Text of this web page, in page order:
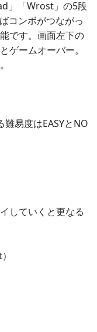
」「Wrost」の5段
コンボがつながっ
です。画面左下の
ゲームオーバー。
易度はEASYとNO
していくと更なる